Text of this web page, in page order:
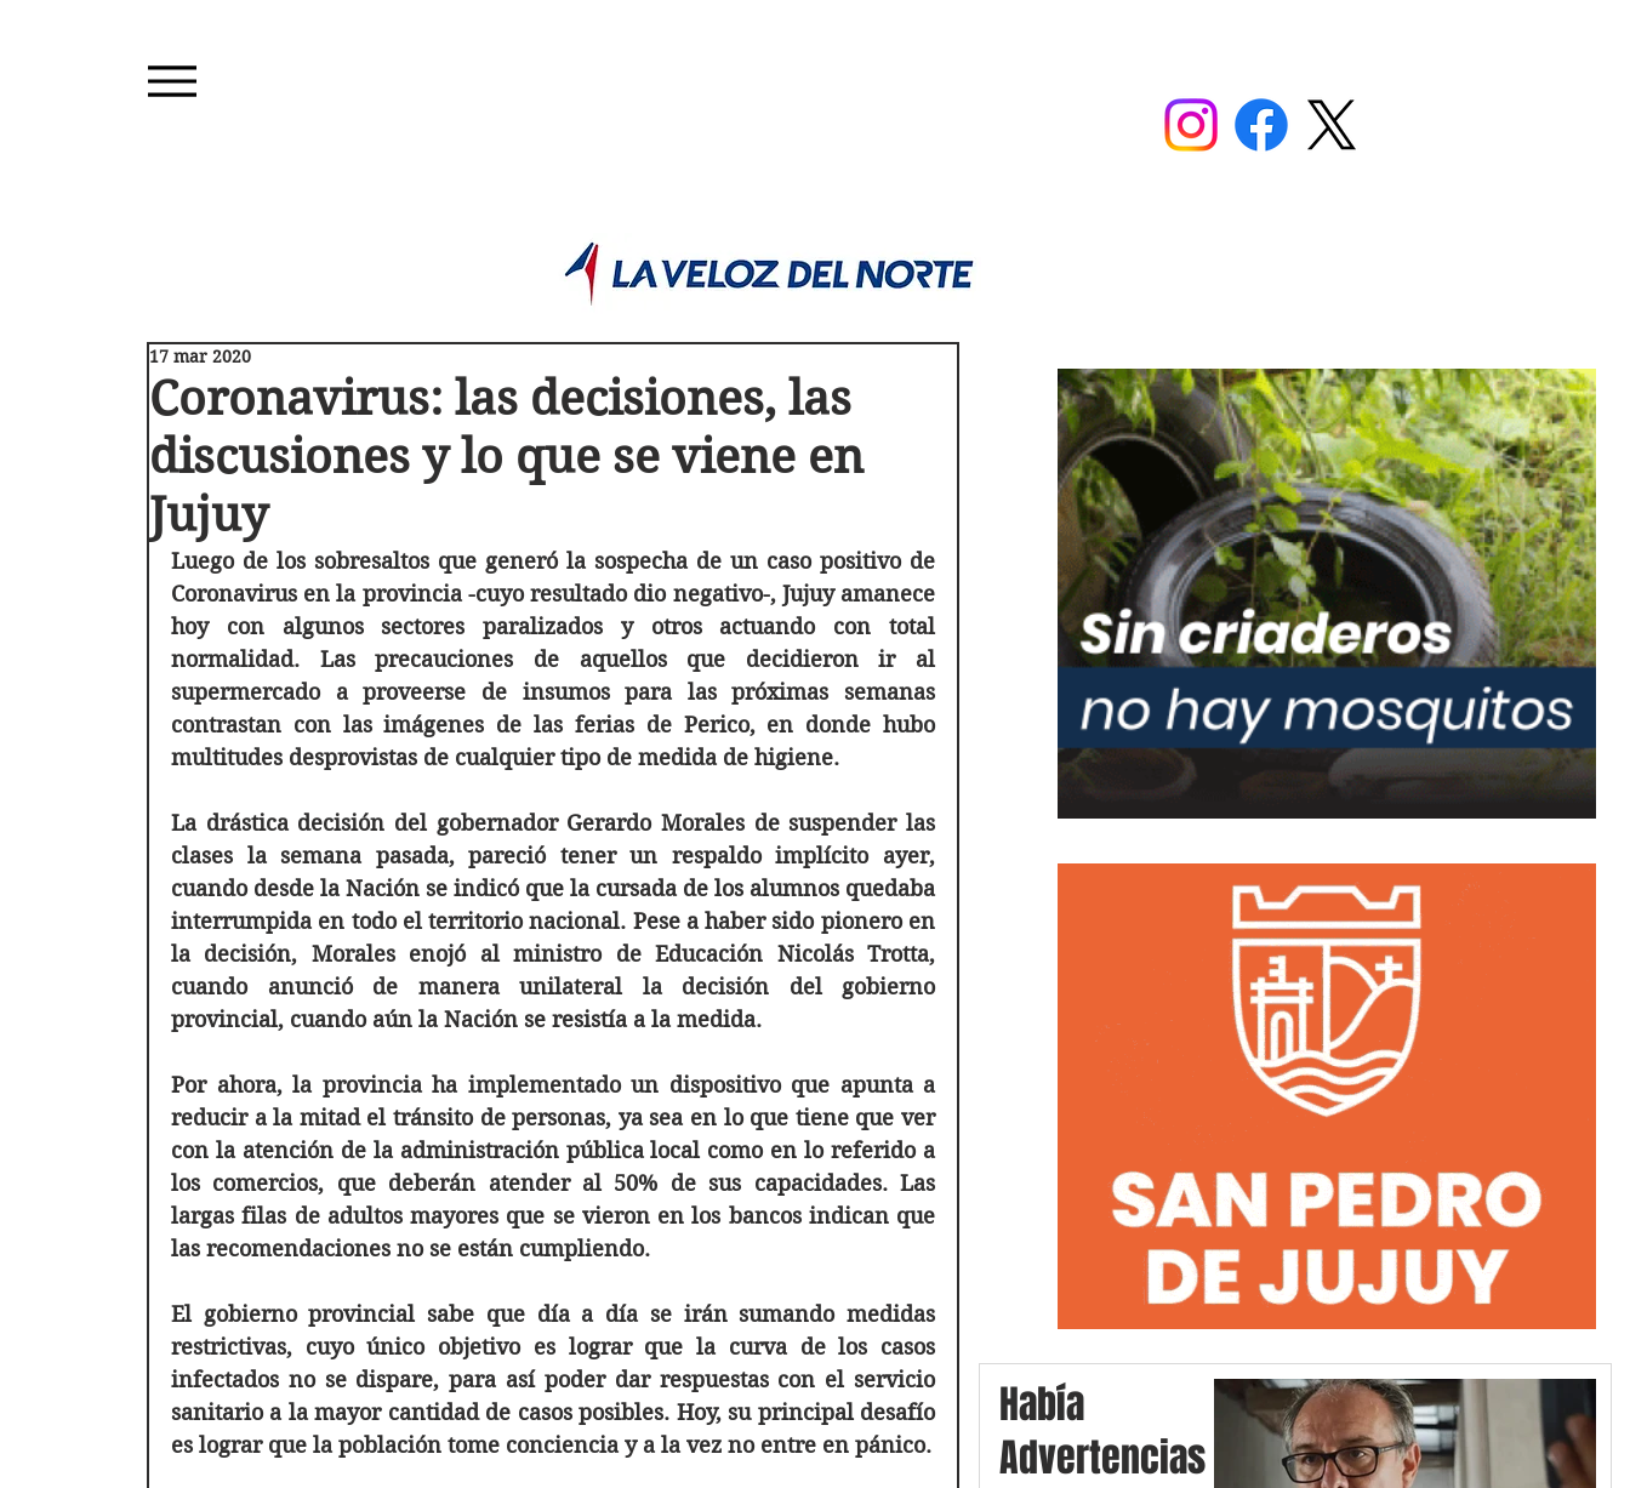
Coronavirus: las decisiones, las
discusiones y lo que se viene en
Jujuy
17 mar 2020
Luego de los sobresaltos que generó la sospecha de un caso positivo de
Coronavirus en la provincia -cuyo resultado dio negativo-, Jujuy amanece
hoy con algunos sectores paralizados y otros actuando con total
normalidad. Las precauciones de aquellos que decidieron ir al
supermercado a proveerse de insumos para las próximas semanas
contrastan con las imágenes de las ferias de Perico, en donde hubo
multitudes desprovistas de cualquier tipo de medida de higiene.
La drástica decisión del gobernador Gerardo Morales de suspender las
clases la semana pasada, pareció tener un respaldo implícito ayer,
cuando desde la Nación se indicó que la cursada de los alumnos quedaba
interrumpida en todo el territorio nacional. Pese a haber sido pionero en
la decisión, Morales enojó al ministro de Educación Nicolás Trotta,
cuando anunció de manera unilateral la decisión del gobierno
provincial, cuando aún la Nación se resistía a la medida.
Por ahora, la provincia ha implementado un dispositivo que apunta a
reducir a la mitad el tránsito de personas, ya sea en lo que tiene que ver
con la atención de la administración pública local como en lo referido a
los comercios, que deberán atender al 50% de sus capacidades. Las
largas filas de adultos mayores que se vieron en los bancos indican que
las recomendaciones no se están cumpliendo.
El gobierno provincial sabe que día a día se irán sumando medidas
restrictivas, cuyo único objetivo es lograr que la curva de los casos
infectados no se dispare, para así poder dar respuestas con el servicio
sanitario a la mayor cantidad de casos posibles. Hoy, su principal desafío
Había
Advertencias